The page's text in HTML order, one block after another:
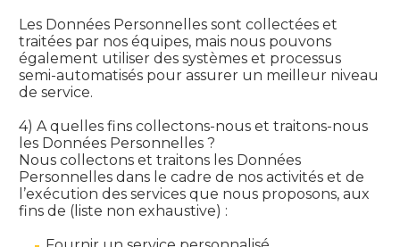
Les Données Personnelles sont collectées et
traitées par nos équipes, mais nous pouvons
également utiliser des systèmes et processus
semi-automatisés pour assurer un meilleur niveau
de service.
4) A quelles fins collectons-nous et traitons-nous
les Données Personnelles ?
Nous collectons et traitons les Données
Personnelles dans le cadre de nos activités et de
l’exécution des services que nous proposons, aux
fins de (liste non exhaustive) :